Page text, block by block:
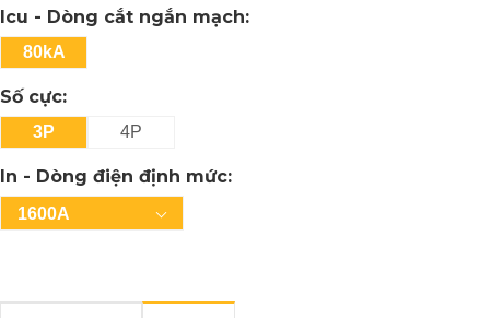
Icu - Dòng cắt ngắn mạch:
80kA
Số cực:
3P 4P
In - Dòng điện định mức:
1600A